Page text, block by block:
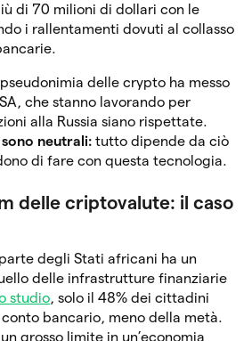
di 70 milioni di dollari con le
i rallentamenti dovuti al collasso
delle crypto ha messo
che stanno lavorando per
alla Russia siano rispettate.
neutrali: tutto dipende da ciò
di fare con questa tecnologia.
delle criptovalute: il caso
degli Stati africani ha un
delle infrastrutture finanziarie
studio, solo il 48% dei cittadini
bancario, meno della metà.
grosso limite in un’economia